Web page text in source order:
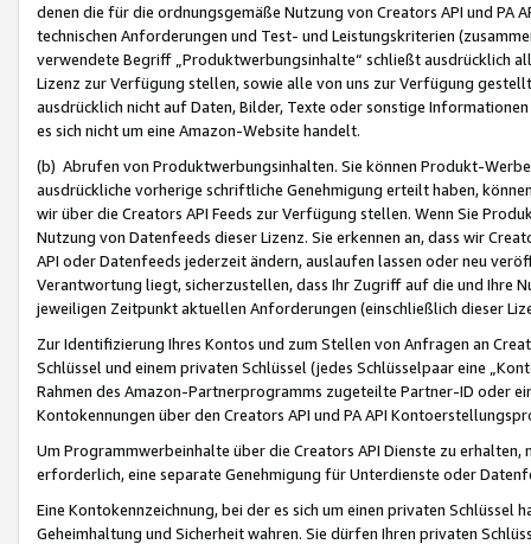
denen die für die ordnungsgemäße Nutzung von Creators API und PA
technischen Anforderungen und Test- und Leistungskriterien
verwendete Begriff „Produktwerbungsinhalte“ schließt ausdrücklich
Lizenz zur Verfügung stellen, sowie alle von uns zur Verfügung
ausdrücklich nicht auf Daten, Bilder, Texte oder sonstige
es sich nicht um eine Amazon-Website handelt.
(b) Abrufen von Produktwerbungsinhalten. Sie können Produkt-
ausdrückliche vorherige schriftliche Genehmigung erteilt haben,
wir über die Creators API Feeds zur Verfügung stellen. Wenn Sie
Nutzung von Datenfeeds dieser Lizenz. Sie erkennen an, dass wir
API oder Datenfeeds jederzeit ändern, auslaufen lassen oder neu
Verantwortung liegt, sicherzustellen, dass Ihr Zugriff auf die und Ihre
jeweiligen Zeitpunkt aktuellen Anforderungen (einschließlich dieser
Zur Identifizierung Ihres Kontos und zum Stellen von Anfragen an
Schlüssel und einem privaten Schlüssel (jedes Schlüsselpaar eine
Rahmen des Amazon-Partnerprogramms zugeteilte Partner-ID oder
Kontokennungen über den Creators API und PA API
Um Programmwerbeinhalte über die Creators API Dienste zu
erforderlich, eine separate Genehmigung für Unterdienste oder
Eine Kontokennzeichnung, bei der es sich um einen privaten
Geheimhaltung und Sicherheit wahren. Sie dürfen Ihren privaten